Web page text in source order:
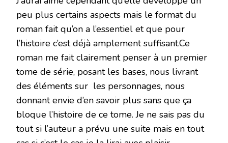
peu plus certains aspects mais le format du
roman fait qu’on a l’essentiel et que pour
l’histoire c’est déjà amplement suffisant.Ce
roman me fait clairement penser à un premier
tome de série, posant les bases, nous livrant
des éléments sur les personnages, nous
donnant envie d’en savoir plus sans que ça
bloque l’histoire de ce tome. Je ne sais pas du
tout si l’auteur a prévu une suite mais en tout